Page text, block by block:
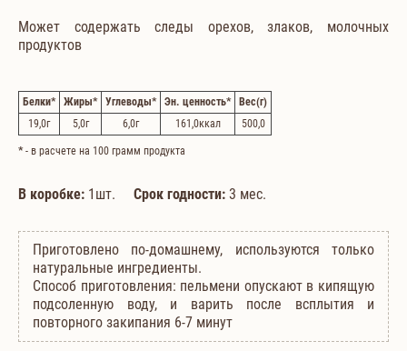
Может содержать следы орехов, злаков, молочных
продуктов
Белки* Жиры* Углеводы* Эн. ценность* Вес(г)
19,0г 5,0г 6,0г 161,0ккал 500,0
*- в расчете на 100 грамм продукта
В коробке: 1шт. Срок годности: 3 мес.
Приготовлено по-домашнему, используются только
натуральные ингредиенты.
Способ приготовления: пельмени опускают в кипящую
подсоленную воду, и варить после всплытия и
повторного закипания 6-7 минут